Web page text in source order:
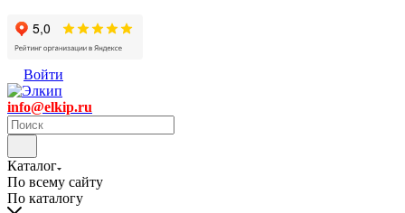
Войти
info@elkip.ru
Каталог
По всему сайту
По каталогу